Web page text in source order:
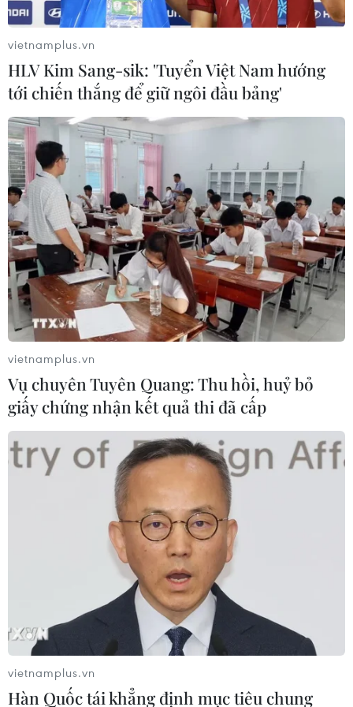
#Bộ Tư lệnh Cảnh vệ
#Hoàng gia Campuchia
#Chúc Tết
#Chế độ diệt chủng Pol Pot
Cà Mau
TP. Cần Thơ
Hậu Giang
Campuchia
Theo dõi VietnamPlus
TIN LIÊN QUAN
vietnamplus.vn
HLV Kim Sang-sik: 'Tuyển Việt Nam hướng
tới chiến thắng để giữ ngôi đầu bảng'
vietnamplus.vn
Vụ chuyên Tuyên Quang: Thu hồi, huỷ bỏ
giấy chứng nhận kết quả thi đã cấp
vietnamplus.vn
Hàn Quốc tái khẳng định mục tiêu chung